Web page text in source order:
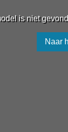
is niet
Naar